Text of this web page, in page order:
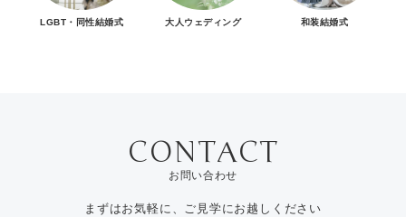
LGBT・同性結婚式 大人ウェディング 和装結婚式
お問い合わせ
まずはお気軽に、ご見学にお越しください